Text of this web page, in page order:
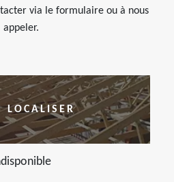
via le formulaire ou à nous
appeler.
LOCALISER